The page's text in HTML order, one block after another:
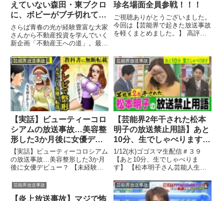
えていない森田・東ブクロ
に、ボビーがブチ切れて…
《さらば青春の光 不動産
王への道#6》
さらば青春の光が経験豊富な大家
さんから不動産投資を学んでいく
新企画「不動産王への道」。最終
珍名場面全員参戦！！！
ご視聴ありがとうございました。
今回は【芸能界で起きた放送事故
を軽くまとめました。】 高評価
芸能界放送事故
【実話】ビューティーコロ
シアムの放送事故…美容整
形した3か月後に女優デビ
ュー？
【実話】ビューティーコロシアム
の放送事故…美容整形した3か月
後に女優デビュー？ 【未経験
...関連ツイート
芸能界放送事故
【芸能界2年干された松本
明子の放送禁止用語】あと
10分、生でしゃべります＃
39
1/12(水)ゴゴスマ生配信＃３９
【あと10分、生でしゃべりま
す】 【松本明子さん芸能人生ス
に ...関連ツイート
芸能界放送事故
【炎上放送事故】マジで怖
芸能界放送事故